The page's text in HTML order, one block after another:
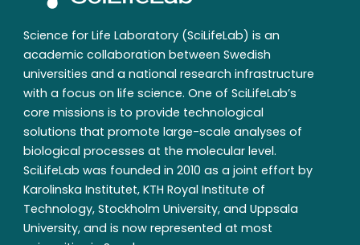
Science for Life Laboratory (SciLifeLab) is an
academic collaboration between Swedish
universities and a national research infrastructure
with a focus on life science. One of SciLifeLab’s
core missions is to provide technological
solutions that promote large-scale analyses of
biological processes at the molecular level.
SciLifeLab was founded in 2010 as a joint effort by
Karolinska Institutet, KTH Royal Institute of
Technology, Stockholm University, and Uppsala
University, and is now represented at most